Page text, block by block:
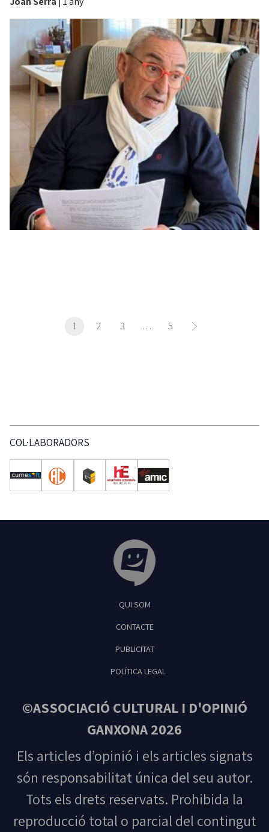
1 2 3 … 5
COL·LABORADORS
Feliu de Guíxols
QUI SOM
CONTACTE
PUBLICITAT
POLÍTICA LEGAL
©ASSOCIACIÓ CULTURAL I D'OPINIÓ
GANXONA 2026
Els articles d’opinió i els articles signats
són responsabilitat única del seu autor.
Tots els drets reservats. Prohibida la
reproducció total o parcial del contingut